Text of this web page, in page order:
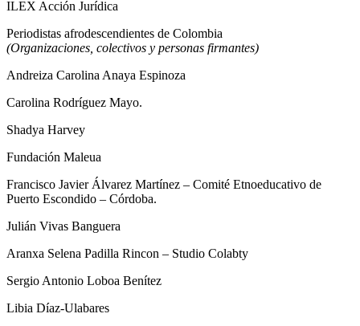
ILEX Acción Jurídica
Periodistas afrodescendientes de Colombia
(Organizaciones, colectivos y personas firmantes)
Andreiza Carolina Anaya Espinoza
Carolina Rodríguez Mayo.
Shadya Harvey
Fundación Maleua
Francisco Javier Álvarez Martínez – Comité Etnoeducativo de
Puerto Escondido – Córdoba.
Julián Vivas Banguera
Aranxa Selena Padilla Rincon – Studio Colabty
Sergio Antonio Loboa Benítez
Libia Díaz-Ulabares